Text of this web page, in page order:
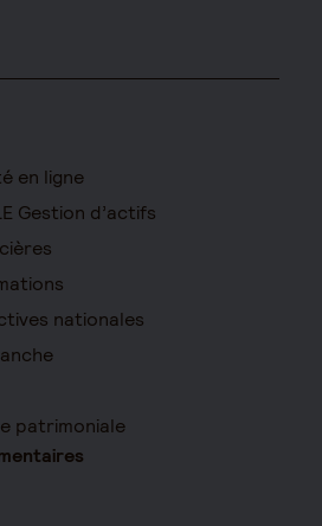
en ligne
Gestion d’actifs
nationales
patrimoniale